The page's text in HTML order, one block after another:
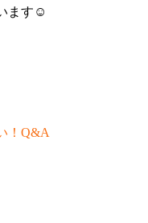
ます☺️